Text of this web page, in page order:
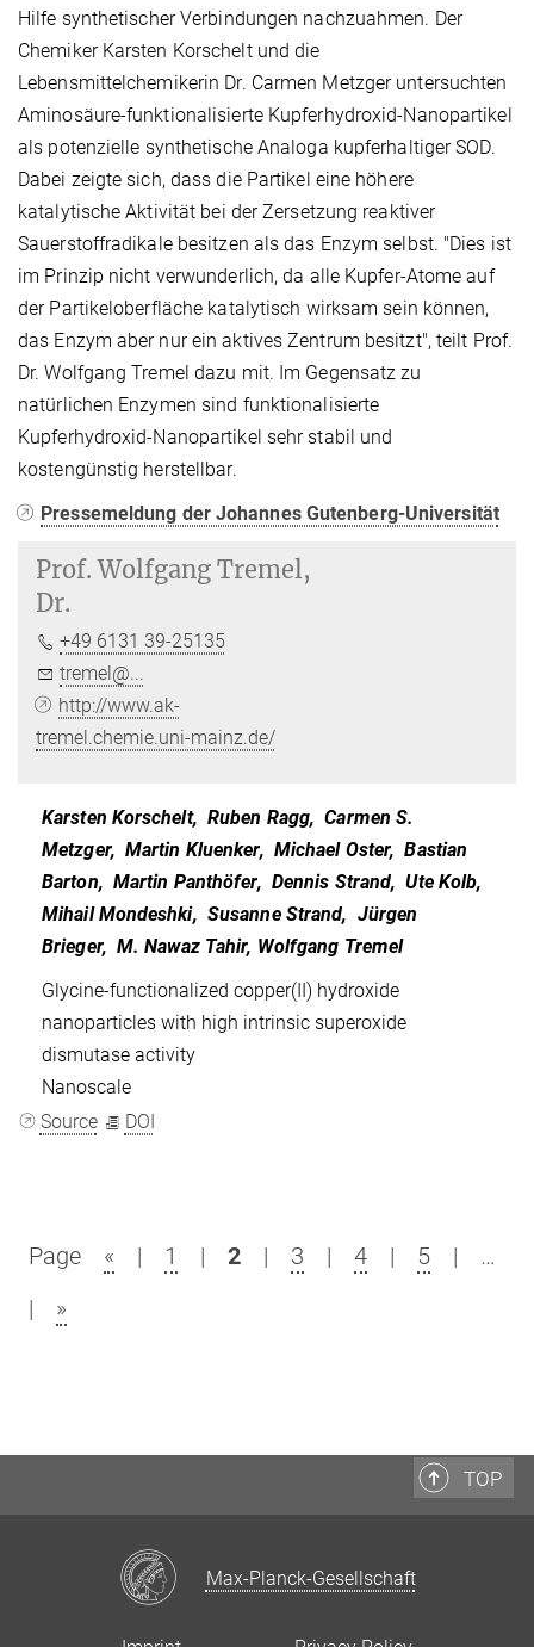
Hilfe synthetischer Verbindungen nachzuahmen. Der
Chemiker Karsten Korschelt und die
Lebensmittelchemikerin Dr. Carmen Metzger untersuchten
Aminosäure-funktionalisierte Kupferhydroxid-Nanopartikel
als potenzielle synthetische Analoga kupferhaltiger SOD.
Dabei zeigte sich, dass die Partikel eine höhere
katalytische Aktivität bei der Zersetzung reaktiver
Sauerstoffradikale besitzen als das Enzym selbst. "Dies ist
im Prinzip nicht verwunderlich, da alle Kupfer-Atome auf
der Partikeloberfläche katalytisch wirksam sein können,
das Enzym aber nur ein aktives Zentrum besitzt", teilt Prof.
Dr. Wolfgang Tremel dazu mit. Im Gegensatz zu
natürlichen Enzymen sind funktionalisierte
Kupferhydroxid-Nanopartikel sehr stabil und
kostengünstig herstellbar.
Pressemeldung der Johannes Gutenberg-Universität
Prof. Wolfgang Tremel,
Dr.
+49 6131 39-25135
tremel@...
http://www.ak-
tremel.chemie.uni-mainz.de/
Karsten Korschelt, Ruben Ragg, Carmen S.
Metzger, Martin Kluenker, Michael Oster, Bastian
Barton, Martin Panthöfer, Dennis Strand, Ute Kolb,
Mihail Mondeshki, Susanne Strand, Jürgen
Brieger, M. Nawaz Tahir, Wolfgang Tremel
Glycine-functionalized copper(II) hydroxide
nanoparticles with high intrinsic superoxide
dismutase activity
Nanoscale
Source
DOI
Page « | 1 | 2 | 3 | 4 | 5 |
…
|
»
TOP
Max-Planck-Gesellschaft